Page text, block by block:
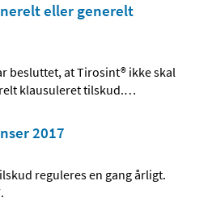
eller generelt
besluttet, at Tirosint® ikke skal
klausuleret tilskud.…
2017
reguleres en gang årligt.